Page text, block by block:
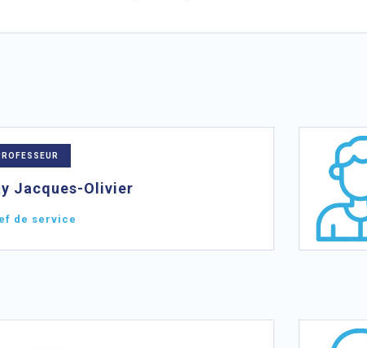
Jacques-Olivier
de service